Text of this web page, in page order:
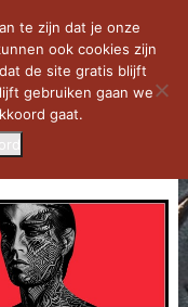
te zijn dat je onze
ook cookies zijn
de site gratis blijft
gebruiken gaan we
gaat.